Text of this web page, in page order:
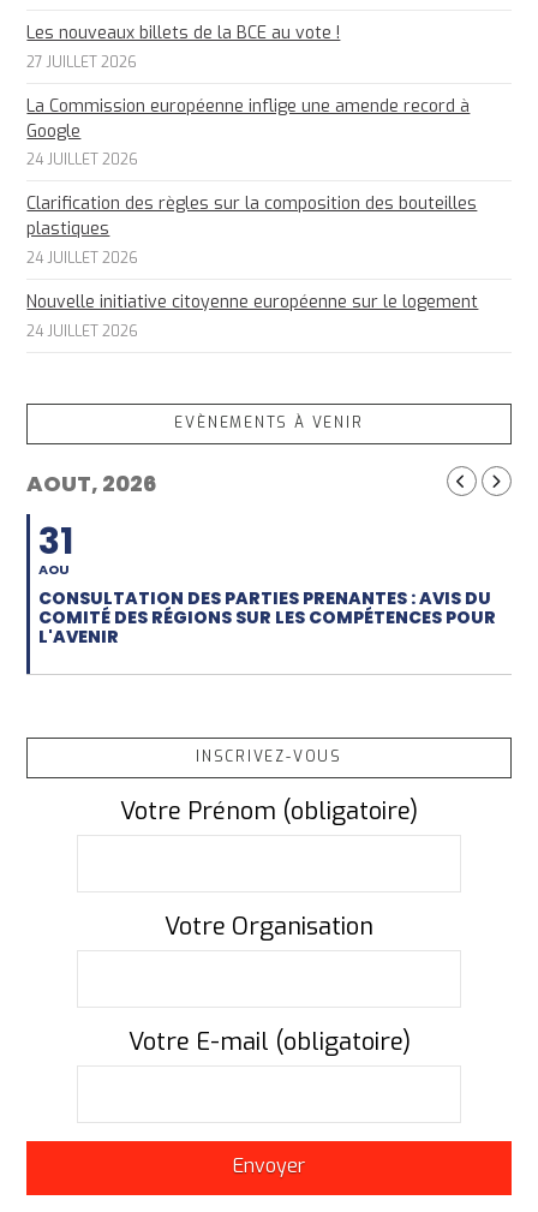
Les nouveaux billets de la BCE au vote !
27 JUILLET 2026
La Commission européenne inflige une amende record à
Google
24 JUILLET 2026
Clarification des règles sur la composition des bouteilles
plastiques
24 JUILLET 2026
Nouvelle initiative citoyenne européenne sur le logement
24 JUILLET 2026
EVÈNEMENTS À VENIR
AOUT, 2026
31
AOU
CONSULTATION DES PARTIES PRENANTES : AVIS DU
COMITÉ DES RÉGIONS SUR LES COMPÉTENCES POUR
L'AVENIR
INSCRIVEZ-VOUS
Votre Prénom (obligatoire)
Votre Organisation
Votre E-mail (obligatoire)